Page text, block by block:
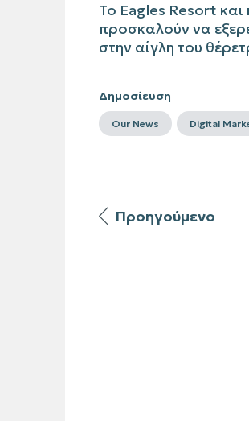
Το Eagles Resort και
προσκαλούν να
στην αίγλη του
Δημοσίευση
Our News Digital
Προηγούμενο